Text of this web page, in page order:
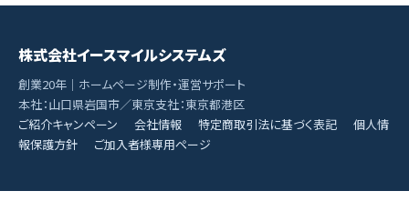
株式会社イースマイルシステムズ
創業20年｜ホームページ制作・運営サポート
本社：山口県岩国市／東京支社：東京都港区
ご紹介キャンペーン
会社情報 特定商取引法に基づく表記
個人情
報保護方針
ご加入者様専用ページ